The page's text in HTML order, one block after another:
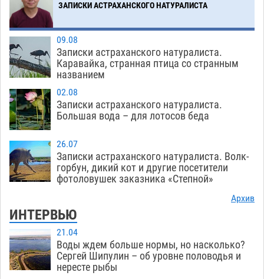
Загрузить еще
ЗАПИСКИ АСТРАХАНСКОГО НАТУРАЛИСТА
09.08
Записки астраханского натуралиста.
Каравайка, странная птица со странным
названием
02.08
Записки астраханского натуралиста.
Большая вода – для лотосов беда
26.07
Записки астраханского натуралиста. Волк-
горбун, дикий кот и другие посетители
фотоловушек заказника «Степной»
Архив
ИНТЕРВЬЮ
21.04
Воды ждем больше нормы, но насколько?
Сергей Шипулин – об уровне половодья и
нересте рыбы